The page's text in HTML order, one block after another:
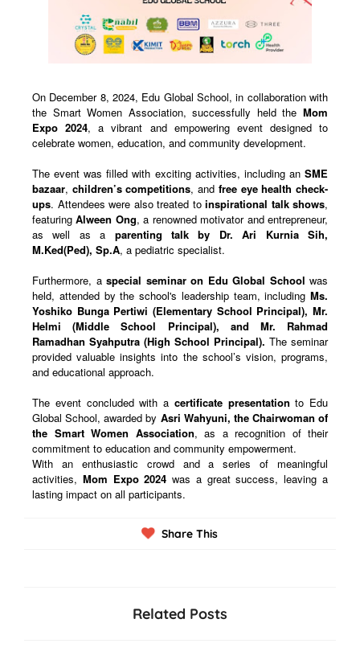
On December 8, 2024, Edu Global School, in collaboration with
the Smart Women Association, successfully held the Mom
Expo 2024, a vibrant and empowering event designed to
celebrate women, education, and community development.
The event was filled with exciting activities, including an SME
bazaar, children’s competitions, and free eye health check-
ups. Attendees were also treated to inspirational talk shows,
featuringAlween Ong, a renowned motivator and entrepreneur,
as well as a parenting talk by Dr. Ari Kurnia Sih,
M.Ked(Ped), Sp.A, a pediatric specialist.
Furthermore, a special seminar on Edu Global School was
held, attended by the school's leadership team, including Ms.
Yoshiko Bunga Pertiwi (Elementary School Principal), Mr.
Helmi (Middle School Principal), and Mr. Rahmad
Ramadhan Syahputra (High School Principal). The seminar
provided valuable insights into the school’s vision, programs,
and educational approach.
The event concluded with a certificate presentation to Edu
Global School, awarded by Asri Wahyuni, the Chairwoman of
the Smart Women Association, as a recognition of their
commitment to education and community empowerment.
With an enthusiastic crowd and a series of meaningful
activities, Mom Expo 2024 was a great success, leaving a
lasting impact on all participants.
Share This
Related Posts